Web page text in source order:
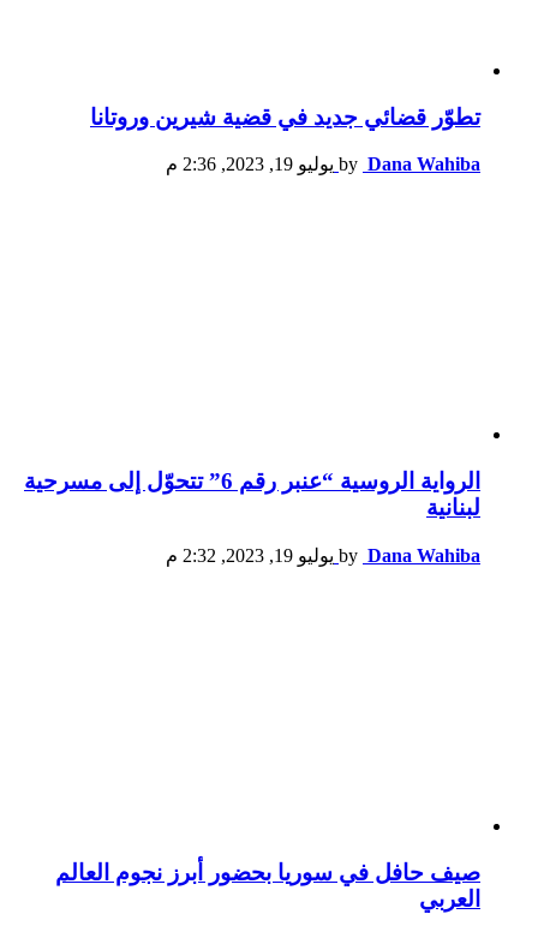
تطوّر قضائي جديد في قضية شيرين وروتانا
by Dana Wahiba يوليو 19, 2023, 2:36 م
الرواية الروسية “عنبر رقم 6” تتحوّل إلى مسرحية
لبنانية
by Dana Wahiba يوليو 19, 2023, 2:32 م
صيف حافل في سوريا بحضور أبرز نجوم العالم
العربي